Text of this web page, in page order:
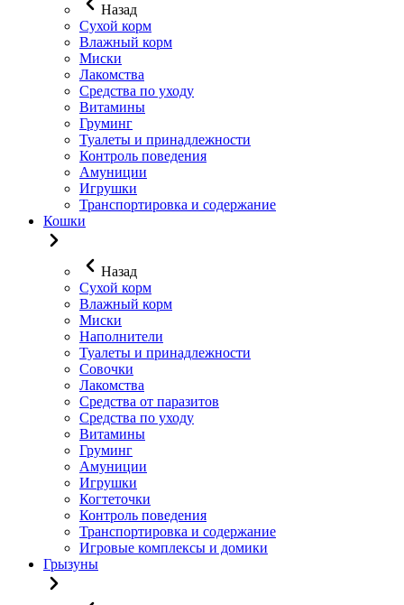
Назад
Сухой корм
Влажный корм
Миски
Лакомства
Средства по уходу
Витамины
Груминг
Туалеты и принадлежности
Контроль поведения
Амуниции
Игрушки
Транспортировка и содержание
Кошки
Назад
Сухой корм
Влажный корм
Миски
Наполнители
Туалеты и принадлежности
Совочки
Лакомства
Средства от паразитов
Средства по уходу
Витамины
Груминг
Амуниции
Игрушки
Когтеточки
Контроль поведения
Транспортировка и содержание
Игровые комплексы и домики
Грызуны